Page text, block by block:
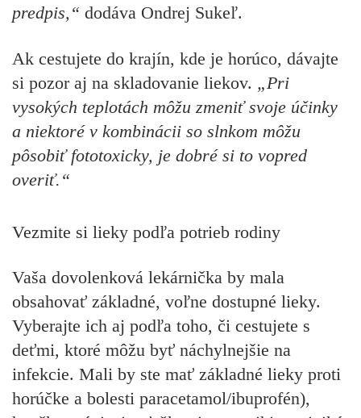
predpis,“ dodáva Ondrej Sukeľ.
Ak cestujete do krajín, kde je horúco, dávajte
si pozor aj na skladovanie liekov. „Pri
vysokých teplotách môžu zmeniť svoje účinky
a niektoré v kombinácii so slnkom môžu
pôsobiť fototoxicky, je dobré si to vopred
overiť.“
Vezmite si lieky podľa potrieb rodiny
Vaša dovolenková lekárnička by mala
obsahovať základné, voľne dostupné lieky.
Vyberajte ich aj podľa toho, či cestujete s
deťmi, ktoré môžu byť náchylnejšie na
infekcie. Mali by ste mať základné lieky proti
horúčke a bolesti paracetamol/ibuprofén),